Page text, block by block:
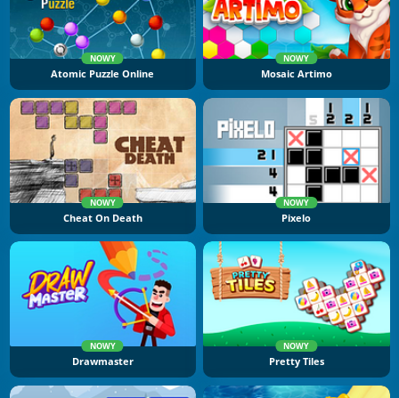
NOWY
Atomic Puzzle Online
NOWY
Mosaic Artimo
NOWY
Cheat On Death
NOWY
Pixelo
NOWY
Drawmaster
NOWY
Pretty Tiles